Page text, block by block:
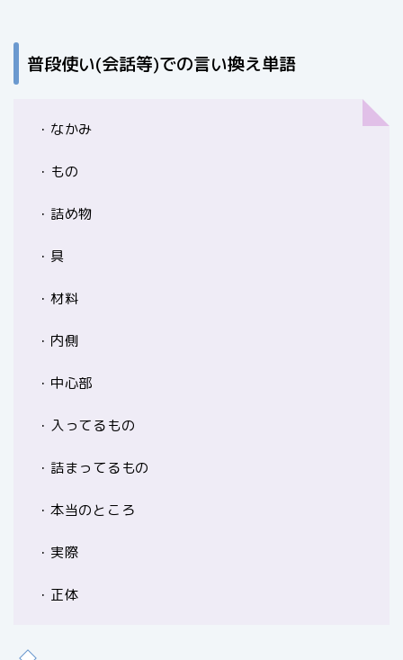
普段使い(会話等)での言い換え単語
・なかみ
・もの
・詰め物
・具
・材料
・内側
・中心部
・入ってるもの
・詰まってるもの
・本当のところ
・実際
・正体